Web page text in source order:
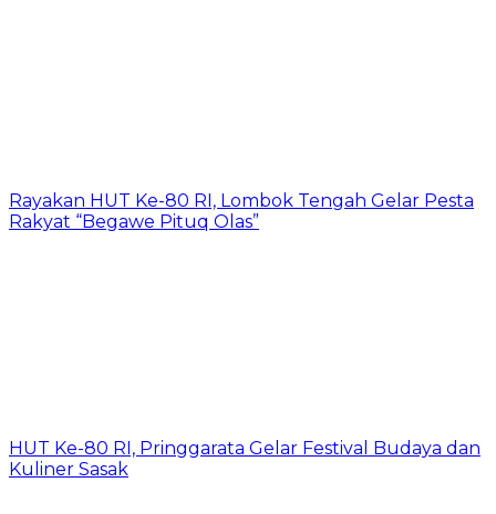
Rayakan HUT Ke-80 RI, Lombok Tengah Gelar Pesta
Rakyat “Begawe Pituq Olas”
HUT Ke-80 RI, Pringgarata Gelar Festival Budaya dan
Kuliner Sasak